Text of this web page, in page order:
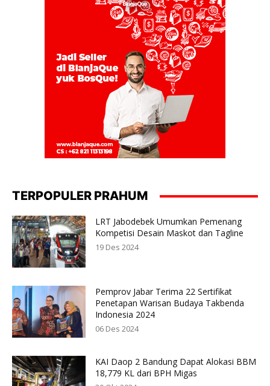
TERPOPULER PRAHUM
LRT Jabodebek Umumkan Pemenang
Kompetisi Desain Maskot dan Tagline
19 Des 2024
Pemprov Jabar Terima 22 Sertifikat
Penetapan Warisan Budaya Takbenda
Indonesia 2024
06 Des 2024
KAI Daop 2 Bandung Dapat Alokasi BBM
18,779 KL dari BPH Migas